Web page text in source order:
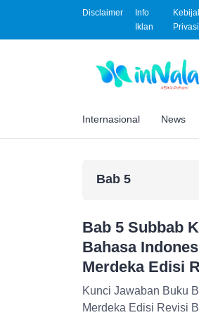
Disclaimer
Info
Iklan
Privasi
Internasional News
Bab 5
Bab 5 Subbab
Bahasa
Merdeka Edisi
Kunci Jawaban Buku
Merdeka Edisi Revisi